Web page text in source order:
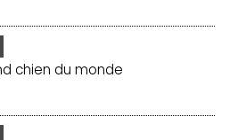
chien du monde